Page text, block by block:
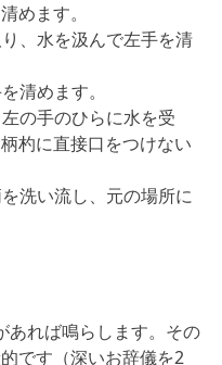
めます。
、水を汲んで左手を清
清めます。
の手のひらに水を受
杓に直接口をつけない
洗い流し、元の場所に
あれば鳴らします。その
です（深いお辞儀を2